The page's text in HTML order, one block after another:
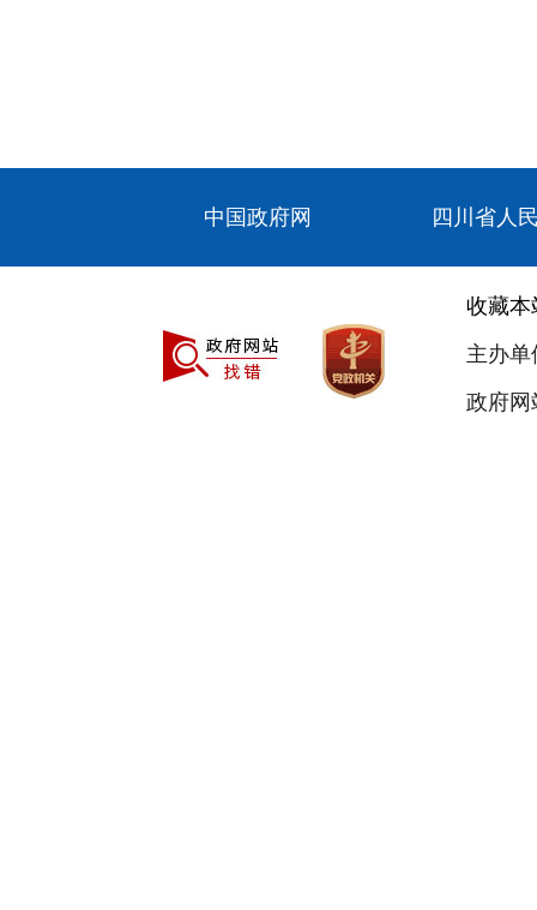
中国政府网 四川省人
收藏本
主办
政府网